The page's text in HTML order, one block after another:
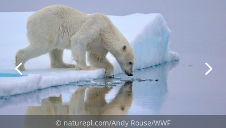
© naturepl.com/Andy Rouse/WWF